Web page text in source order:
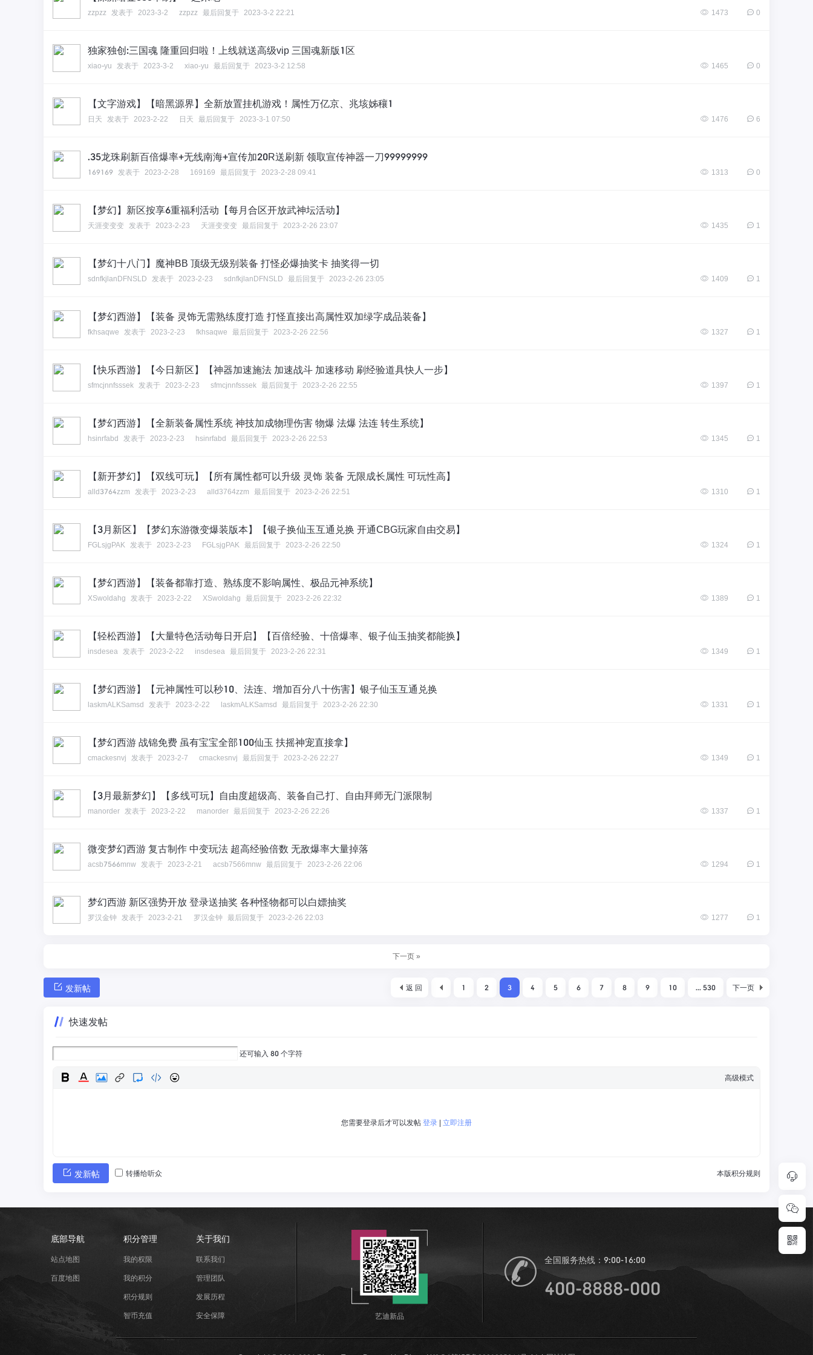
zzpzz 发表于 2023-3-2 zzpzz 最后回复于 2023-3-2 22:21 0
1473
独家独创:三国魂 隆重回归啦！上线就送高级vip 三国魂新版1区
xiao-yu 发表于 2023-3-2 xiao-yu 最后回复于 2023-3-2 12:58 0
1465
【文字游戏】【暗黑源界】全新放置挂机游戏！属性万亿京、兆垓姊穰1
日天 发表于 2023-2-22 日天 最后回复于 2023-3-1 07:50 6
1476
.35龙珠刷新百倍爆率+无线南海+宣传加20R送刷新 领取宣传神器一刀99999999
169169 发表于 2023-2-28 169169 最后回复于 2023-2-28 09:41 0
1313
【梦幻】新区按享6重福利活动【每月合区开放武神坛活动】
天涯变变变 发表于 2023-2-23 天涯变变变 最后回复于 2023-2-26 23:07 1
1435
【梦幻十八门】魔神BB 顶级无级别装备 打怪必爆抽奖卡 抽奖得一切
sdnfkjlanDFNSLD 发表于 2023-2-23 sdnfkjlanDFNSLD 最后回复于 2023-2-26 23:05 1
1409
【梦幻西游】【装备 灵饰无需熟练度打造 打怪直接出高属性双加绿字成品装备】
fkhsaqwe 发表于 2023-2-23 fkhsaqwe 最后回复于 2023-2-26 22:56 1
1327
【快乐西游】【今日新区】【神器加速施法 加速战斗 加速移动 刷经验道具快人一步】
sfmcjnnfsssek 发表于 2023-2-23 sfmcjnnfsssek 最后回复于 2023-2-26 22:55 1
1397
【梦幻西游】【全新装备属性系统 神技加成物理伤害 物爆 法爆 法连 转生系统】
hsinrfabd 发表于 2023-2-23 hsinrfabd 最后回复于 2023-2-26 22:53 1
1345
【新开梦幻】【双线可玩】【所有属性都可以升级 灵饰 装备 无限成长属性 可玩性高】
alld3764zzm 发表于 2023-2-23 alld3764zzm 最后回复于 2023-2-26 22:51 1
1310
【3月新区】【梦幻东游微变爆装版本】【银子换仙玉互通兑换 开通CBG玩家自由交易】
FGLsjgPAK 发表于 2023-2-23 FGLsjgPAK 最后回复于 2023-2-26 22:50 1
1324
【梦幻西游】【装备都靠打造、熟练度不影响属性、极品元神系统】
XSwoldahg 发表于 2023-2-22 XSwoldahg 最后回复于 2023-2-26 22:32 1
1389
【轻松西游】【大量特色活动每日开启】【百倍经验、十倍爆率、银子仙玉抽奖都能换】
insdesea 发表于 2023-2-22 insdesea 最后回复于 2023-2-26 22:31 1
1349
【梦幻西游】【元神属性可以秒10、法连、增加百分八十伤害】银子仙玉互通兑换
laskmALKSamsd 发表于 2023-2-22 laskmALKSamsd 最后回复于 2023-2-26 22:30 1
1331
【梦幻西游 战锦免费 虽有宝宝全部100仙玉 扶摇神宠直接拿】
cmackesnvj 发表于 2023-2-7 cmackesnvj 最后回复于 2023-2-26 22:27 1
1349
【3月最新梦幻】【多线可玩】自由度超级高、装备自己打、自由拜师无门派限制
manorder 发表于 2023-2-22 manorder 最后回复于 2023-2-26 22:26 1
1337
微变梦幻西游 复古制作 中变玩法 超高经验倍数 无敌爆率大量掉落
acsb7566mnw 发表于 2023-2-21 acsb7566mnw 最后回复于 2023-2-26 22:06 1
1294
梦幻西游 新区强势开放 登录送抽奖 各种怪物都可以白嫖抽奖
罗汉金钟 发表于 2023-2-21 罗汉金钟 最后回复于 2023-2-26 22:03 1
1277
下一页 »
1 2 3 4 5 6 7 8 9 10 ... 530 下一页
返 回
发新帖
快速发帖
还可输入 80 个字符
高级模式
您需要登录后才可以发帖 登录 | 立即注册
本版积分规则
发新帖 转播给听众
底部导航
站点地图
百度地图
积分管理
我的权限
我的积分
积分规则
智币充值
关于我们
联系我们
管理团队
发展历程
安全保障 艺迪新品
全国服务热线： 9:00-16:00
400-8888-000